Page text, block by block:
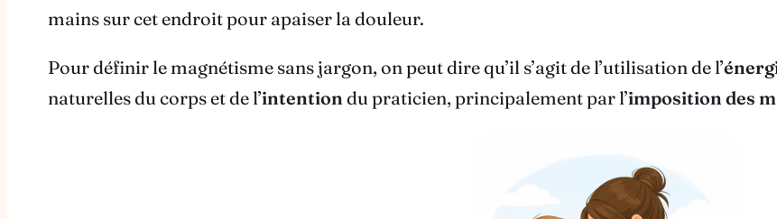
mains sur cet endroit pour apaiser la douleur.
Pour définir le magnétisme sans jargon, on peut dire qu’il s’agit de l’utilisation de l’
naturelles du corps et de l’intention du praticien, principalement par l’imposition des